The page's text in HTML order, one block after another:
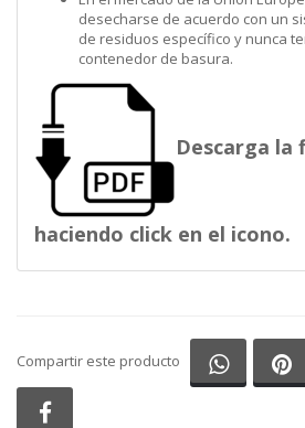
desecharse de acuerdo con un
de residuos específico y nunca
contenedor de basura.
Descarga la
haciendo click en el icono.
Compartir este producto